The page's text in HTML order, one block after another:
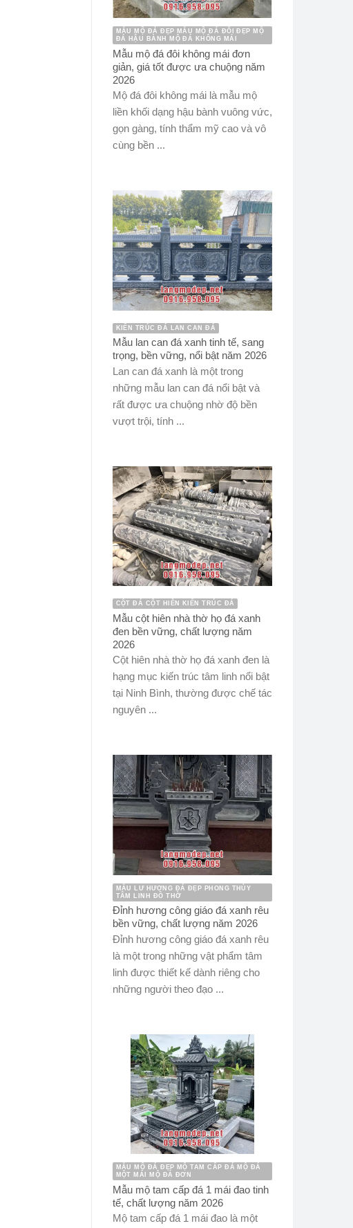
MẪU MỘ ĐÁ ĐẸP MẪU MỘ ĐÁ ĐÔI ĐẸP MỘ
ĐÁ HẬU BÀNH MỘ ĐÁ KHÔNG MÁI
Mẫu mộ đá đôi không mái đơn
giản, giá tốt được ưa chuộng năm
2026
Mộ đá đôi không mái là mẫu mộ
liền khối dạng hậu bành vuông vức,
gọn gàng, tính thẩm mỹ cao và vô
cùng bền ...
KIẾN TRÚC ĐÁ LAN CAN ĐÁ
Mẫu lan can đá xanh tinh tế, sang
trọng, bền vững, nổi bật năm 2026
Lan can đá xanh là một trong
những mẫu lan can đá nổi bật và
rất được ưa chuộng nhờ độ bền
vượt trội, tính ...
CỘT ĐÁ CỘT HIÊN KIẾN TRÚC ĐÁ
Mẫu cột hiên nhà thờ họ đá xanh
đen bền vững, chất lượng năm
2026
Cột hiên nhà thờ họ đá xanh đen là
hạng mục kiến trúc tâm linh nổi bật
tại Ninh Bình, thường được chế tác
nguyên ...
MẪU LƯ HƯƠNG ĐÁ ĐẸP PHONG THỦY
TÂM LINH ĐỒ THỜ
Đỉnh hương công giáo đá xanh rêu
bền vững, chất lượng năm 2026
Đỉnh hương công giáo đá xanh rêu
là một trong những vật phẩm tâm
linh được thiết kế dành riêng cho
những người theo đạo ...
MẪU MỘ ĐÁ ĐẸP MỘ TAM CẤP ĐÁ MỘ ĐÁ
MỘT MÁI MỘ ĐÁ ĐƠN
Mẫu mộ tam cấp đá 1 mái đao tinh
tế, chất lượng năm 2026
Mộ tam cấp đá 1 mái đao là một